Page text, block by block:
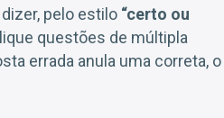
pelo estilo “certo ou
questões de múltipla
errada anula uma correta, o